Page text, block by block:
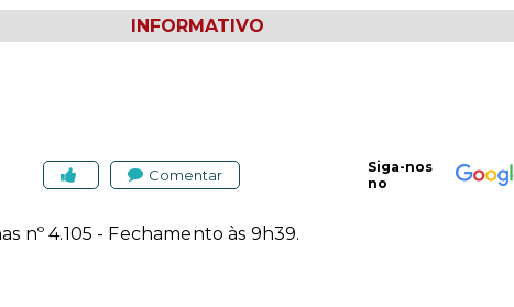
INFORMATIVO
Comentar
Siga-nos
no
nº 4.105 - Fechamento às 9h39.